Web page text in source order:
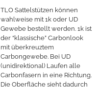
TLO Sattelstützen können
wahlweise mit 1k oder UD
Gewebe bestellt werden. 1k ist
der “klassische” Carbonlook
mit überkreuztem
Carbongewebe. Bei UD
(unidirektional) Laufen alle
Carbonfasern in eine Richtung.
Die Oberfläche sieht dadurch